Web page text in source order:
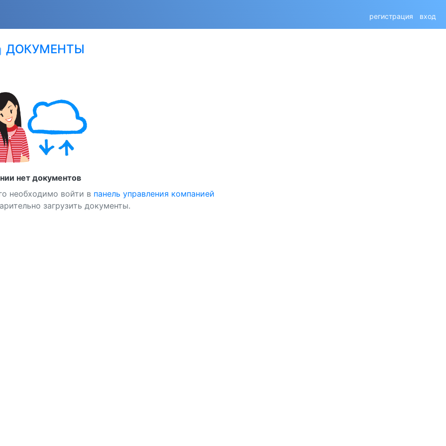
регистрация вход
ДОКУМЕНТЫ
нет документов
необходимо войти в панель управления компанией
загрузить документы.